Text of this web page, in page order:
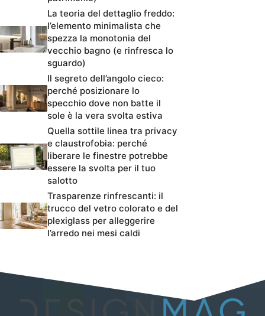
La teoria del dettaglio freddo:
l’elemento minimalista che
spezza la monotonia del
vecchio bagno (e rinfresca lo
sguardo)
Il segreto dell’angolo cieco:
perché posizionare lo
specchio dove non batte il
sole è la vera svolta estiva
Quella sottile linea tra privacy
e claustrofobia: perché
liberare le finestre potrebbe
essere la svolta per il tuo
salotto
Trasparenze rinfrescanti: il
trucco del vetro colorato e del
plexiglass per alleggerire
l’arredo nei mesi caldi